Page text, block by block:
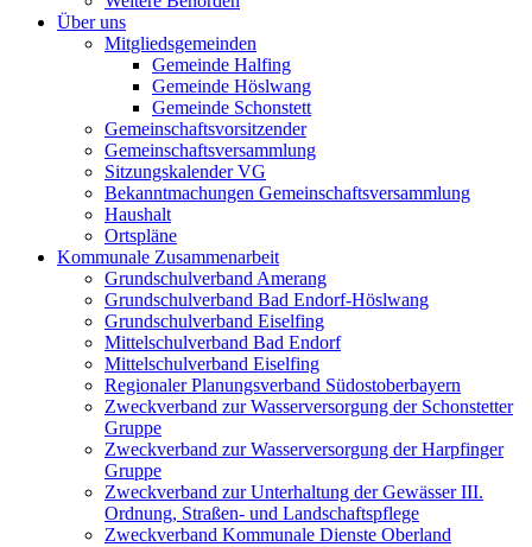
Über uns
Mitgliedsgemeinden
Gemeinde Halfing
Gemeinde Höslwang
Gemeinde Schonstett
Gemeinschaftsvorsitzender
Gemeinschaftsversammlung
Sitzungskalender VG
Bekanntmachungen Gemeinschaftsversammlung
Haushalt
Ortspläne
Kommunale Zusammenarbeit
Grundschulverband Amerang
Grundschulverband Bad Endorf-Höslwang
Grundschulverband Eiselfing
Mittelschulverband Bad Endorf
Mittelschulverband Eiselfing
Regionaler Planungsverband Südostoberbayern
Zweckverband zur Wasserversorgung der Schonstetter
Gruppe
Zweckverband zur Wasserversorgung der Harpfinger
Gruppe
Zweckverband zur Unterhaltung der Gewässer III.
Ordnung, Straßen- und Landschaftspflege
Zweckverband Kommunale Dienste Oberland